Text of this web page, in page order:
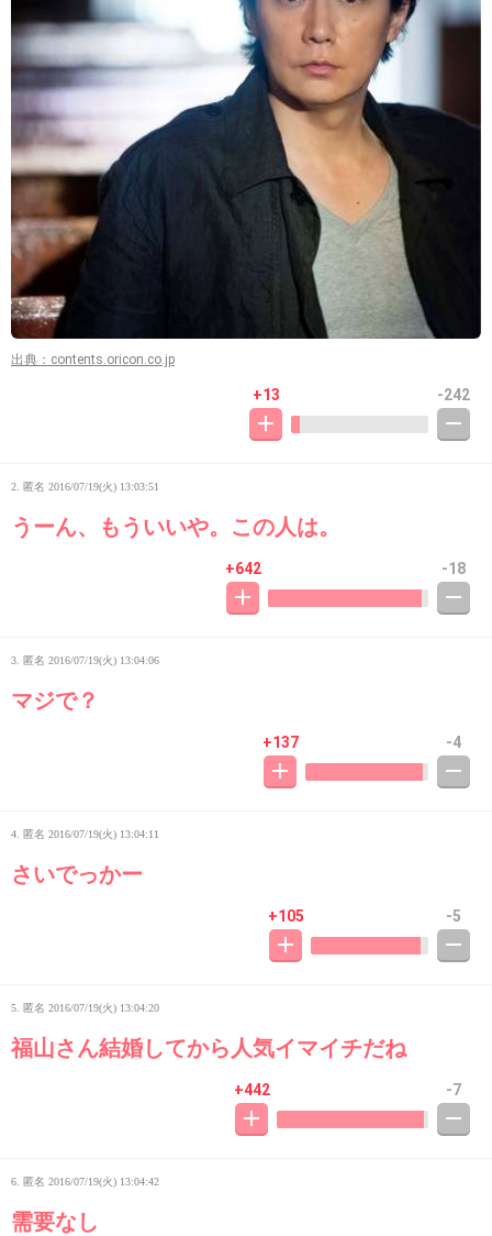
出典：contents.oricon.co.jp
+13 -242
2. 匿名 2016/07/19(火) 13:03:51
うーん、もういいや。この人は。
+642 -18
3. 匿名 2016/07/19(火) 13:04:06
マジで？
+137 -4
4. 匿名 2016/07/19(火) 13:04:11
さいでっかー
+105 -5
5. 匿名 2016/07/19(火) 13:04:20
福山さん結婚してから人気イマイチだね
+442 -7
6. 匿名 2016/07/19(火) 13:04:42
需要なし